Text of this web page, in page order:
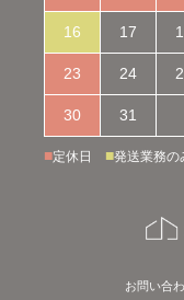
16 17
23 24
30 31
■定休日 ■発送業務の
お問い合